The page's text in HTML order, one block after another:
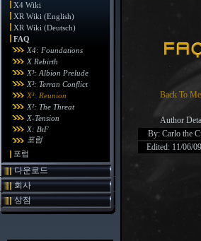
X4 Wiki
XR Wiki (English)
XR Wiki (Deutsch)
FAQ
X4: Foundations
X Rebirth
X³: Albion Prelude
X³: Terran Conflict
X³: Reunion
X²: The Threat
X-Tension
X: BtF
포럼
포럼
다운로드
회사
상점
Back To
Author
By: Carlo the
Edited: 11/06/